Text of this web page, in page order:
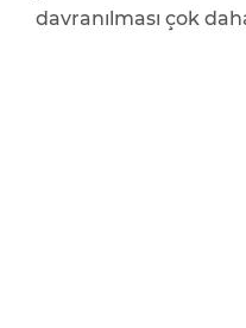
davranılması çok